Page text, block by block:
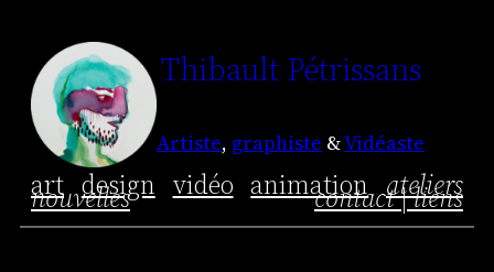
au
contenu
Thibault Pétrissans
Artiste, graphiste &Vidéaste
art design vidéo animation ateliers
nouvelles contact | liens